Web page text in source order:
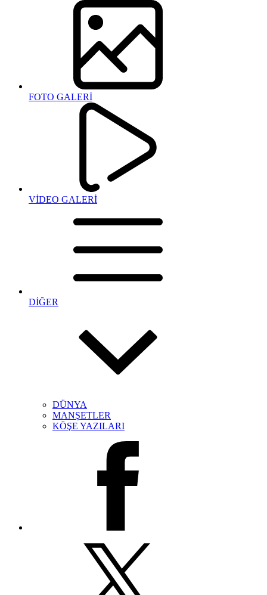
FOTO GALERİ
VİDEO GALERİ
DİĞER
DÜNYA
MANŞETLER
KÖŞE YAZILARI